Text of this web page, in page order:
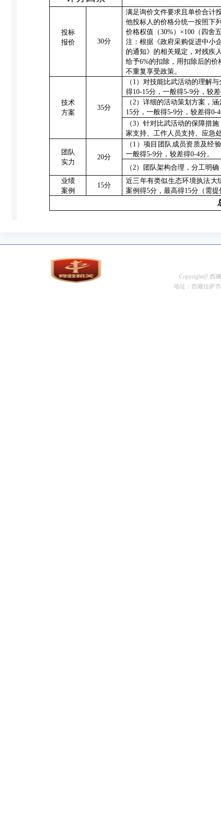
投标
报价
30分
满足询价文件要求且单价合计
他投标人的价格分统一按照下
价格权值（30%） ×100 （四舍
注：根据《政府采购促进中小
的通知》的相关规定，对残疾
给予6%的扣除，用扣除后的
不重复享受政策。
技术
方案
35分
（ 1 ）对技能比武活动的理解
得10-15分，一般得5-9分，较
（2）详细的活动策划方案，
15分，一般得5-9分，较差得0-4
（3）针对比武活动的保障措施
家支持、工作人员支持、应急
团队
实力
20分
（ 1 ）项目团队成员资质及经
一般得5-9分，较差得0-4分。
（2）团队架构合理，分工明
业绩
案例
15分
近三年有类似生态环境执法大
案例得5分，最高得15分（需提
Copyright@ 西
地址：西藏拉萨